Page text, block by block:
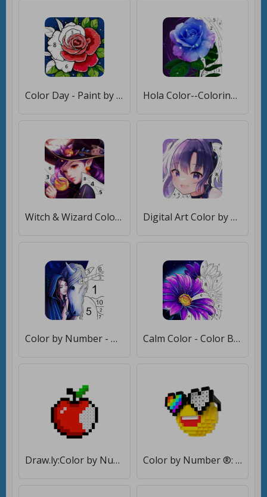
Color Day - Paint by number [Много денег] Hola Color--Coloring by Number [Бесплатные покупки]
Witch & Wizard Color by Number [Бесплатные покупки] Digital Art Color by Number [Мод меню]
Color by Number - Oil Painting by Number [Без рекламы] Calm Color - Color By Number [Много денег]
Draw.ly:Color by Number [Мод меню] Color by Number ®: 3D No.Draw [Бесплатные покупки]